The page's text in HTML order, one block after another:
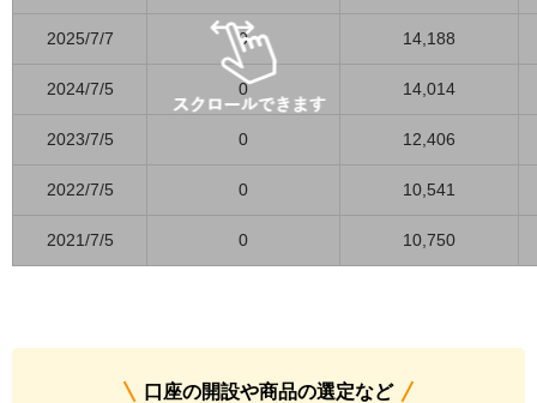
2025/7/7 0 14,188
2024/7/5 0 14,014
2023/7/5 0 12,406
2022/7/5 0 10,541
2021/7/5 0 10,750
口座の開設や商品の選定など